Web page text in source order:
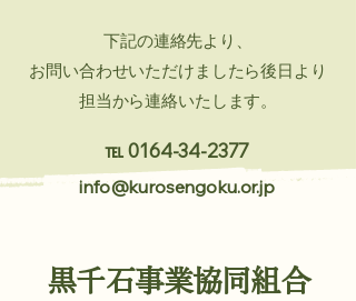
下記の連絡先より、
お問い合わせいただけましたら後日より
担当から連絡いたします。
℡0164-34-2377
info@kurosengoku.or.jp
黒千石事業協同組合